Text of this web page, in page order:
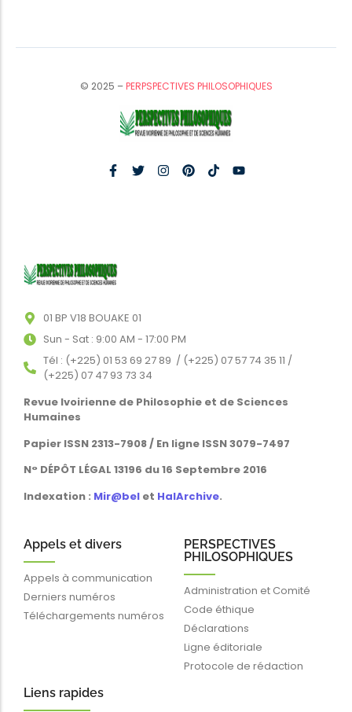
© 2025 –PERPSPECTIVES PHILOSOPHIQUES
01 BP V18 BOUAKE 01
Sun - Sat : 9:00 AM - 17:00 PM
Tél : (+225) 01 53 69 27 89 / (+225) 07 57 74 35 11 /
(+225) 07 47 93 73 34
Revue Ivoirienne de Philosophie et de Sciences
Humaines
Papier ISSN 2313-7908 / En ligne ISSN 3079-7497
N° DÉPÔT LÉGAL 13196 du 16 Septembre 2016
Indexation : Mir@bel et HalArchive.
Appels et divers
Appels à communication
Derniers numéros
Téléchargements numéros
PERSPECTIVES
PHILOSOPHIQUES
Administration et Comité
Code éthique
Déclarations
Ligne éditoriale
Protocole de rédaction
Liens rapides